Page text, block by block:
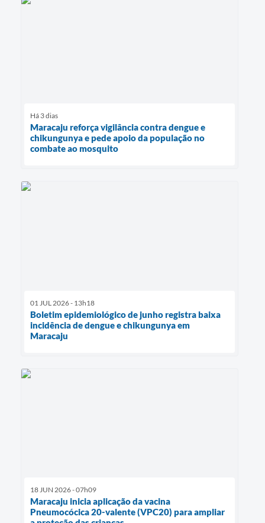
Há 3 dias
Maracaju reforça vigilância contra dengue e
chikungunya e pede apoio da população no
combate ao mosquito
01 JUL 2026 - 13h18
Boletim epidemiológico de junho registra baixa
incidência de dengue e chikungunya em
Maracaju
18 JUN 2026 - 07h09
Maracaju inicia aplicação da vacina
Pneumocócica 20-valente (VPC20) para ampliar